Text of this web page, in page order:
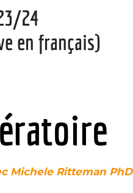
24
en français)
Michele Ritteman PhD